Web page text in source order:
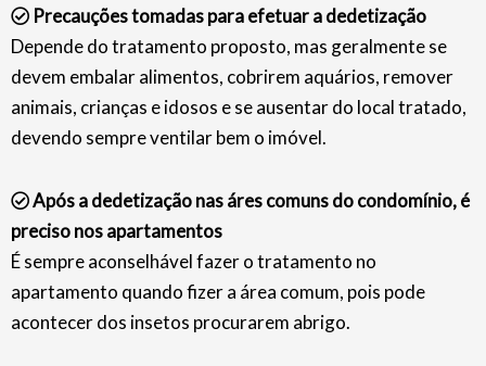
Precauções tomadas para efetuar a dedetização
Depende do tratamento proposto, mas geralmente se
devem embalar alimentos, cobrirem aquários, remover
animais, crianças e idosos e se ausentar do local tratado,
devendo sempre ventilar bem o imóvel.
Após a dedetização nas áres comuns do condomínio, é
preciso nos apartamentos
É sempre aconselhável fazer o tratamento no
apartamento quando fizer a área comum, pois pode
acontecer dos insetos procurarem abrigo.